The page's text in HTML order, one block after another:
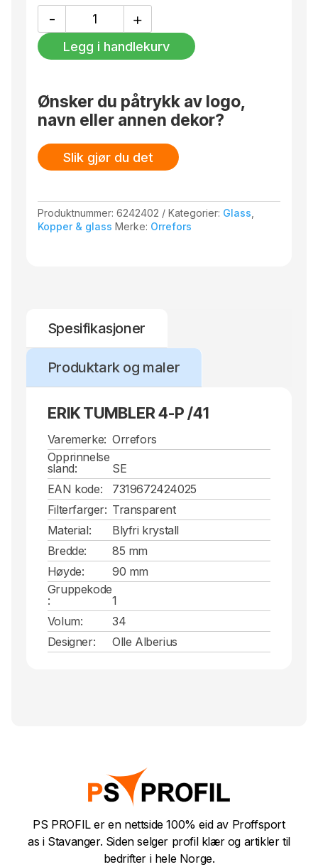
-
TUMBLER
4-
P
+
Legg i handlekurv
Ønsker du påtrykk av logo,
navn eller annen dekor?
Slik gjør du det
Produktnummer:6242402 Kategorier: Glass
Kopper & glass Merke: Orrefors
Spesifikasjoner
Produktark og maler
ERIK TUMBLER 4-P /41
Varemerke: Orrefors
Opprinnelse
sland:
SE
EAN kode:
7319672424025
Filterfarger: Transparent
Material:
Blyfri krystall
Bredde:
85 mm
Høyde:
90 mm
Gruppekode
:
1
Volum:
34
Designer:
Olle Alberius
PS PROFIL er en nettside 100% eid av Proffsport
as i Stavanger. Siden selger profil klær og artikler til
bedrifter i hele Norge.